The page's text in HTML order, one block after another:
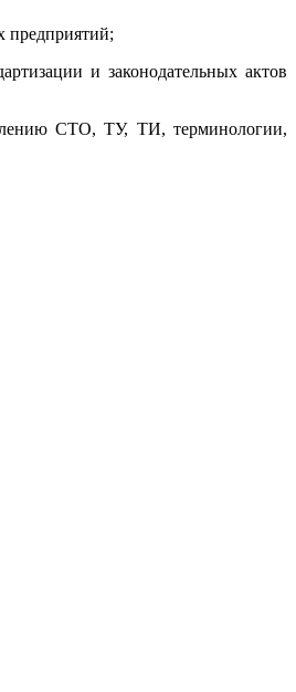
предприятий;
и законодательных актов
СТО, ТУ, ТИ, терминологии,